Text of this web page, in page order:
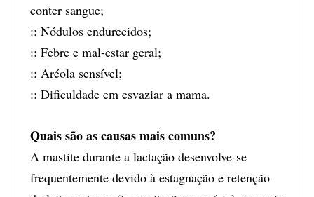
conter sangue;
:: Nódulos endurecidos;
:: Febre e mal-estar geral;
:: Aréola sensível;
:: Dificuldade em esvaziar a mama.
Quais são as causas mais comuns?
A mastite durante a lactação desenvolve-se
frequentemente devido à estagnação e retenção